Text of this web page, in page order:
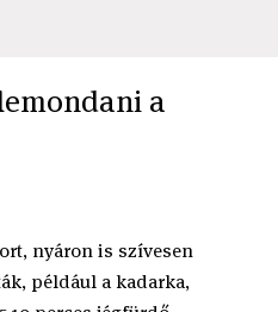
a
nyáron is szívesen
például a kadarka,